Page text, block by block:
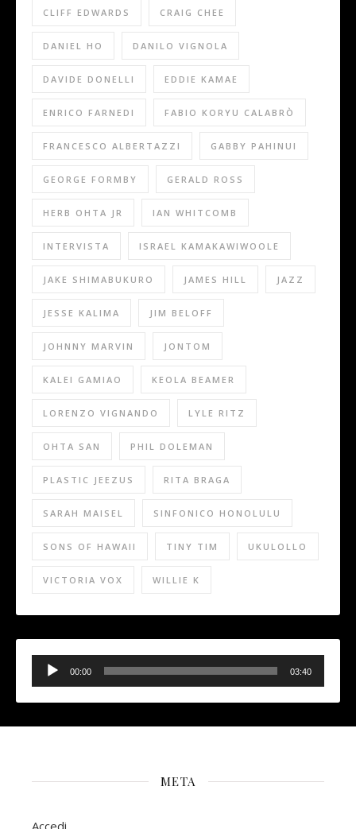
CLIFF EDWARDS CRAIG CHEE
DANIEL HO DANILO VIGNOLA
DAVIDE DONELLI EDDIE KAMAE
ENRICO FARNEDI FABIO KORYU CALABRÒ
FRANCESCO ALBERTAZZI GABBY PAHINUI
GEORGE FORMBY GERALD ROSS
HERB OHTA JR IAN WHITCOMB
INTERVISTA ISRAEL KAMAKAWIWOOLE
JAKE SHIMABUKURO JAMES HILL JAZZ
JESSE KALIMA JIM BELOFF
JOHNNY MARVIN JONTOM
KALEI GAMIAO KEOLA BEAMER
LORENZO VIGNANDO LYLE RITZ
OHTA SAN PHIL DOLEMAN
PLASTIC JEEZUS RITA BRAGA
SARAH MAISEL SINFONICO HONOLULU
SONS OF HAWAII TINY TIM UKULOLLO
VICTORIA VOX WILLIE K
Audio
Player
00:00 03:40
META
Accedi